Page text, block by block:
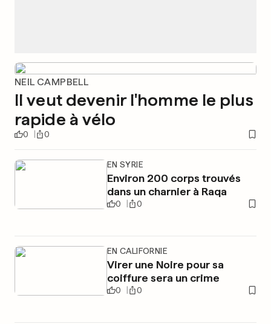
NEIL CAMPBELL
Il veut devenir l'homme le plus
rapide à vélo
0 0
EN SYRIE
Environ 200 corps trouvés
dans un charnier à Raqa
0 0
EN CALIFORNIE
Virer une Noire pour sa
coiffure sera un crime
0 0